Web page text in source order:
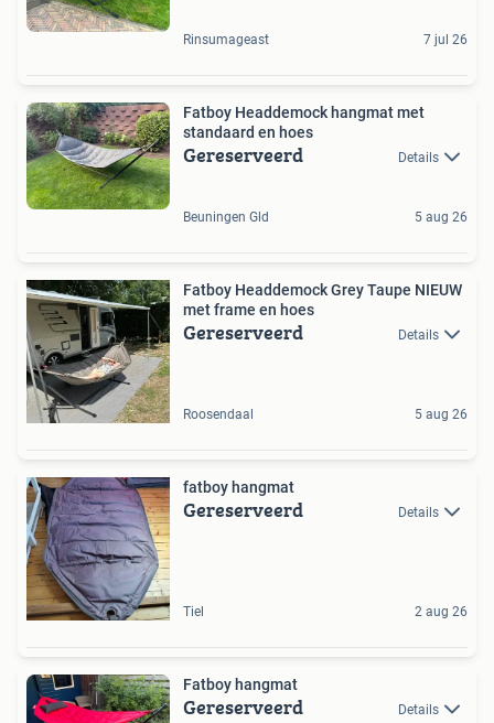
Rinsumageast 7 jul 26
Fatboy Headdemock hangmat met
standaard en hoes
Gereserveerd Details
Beuningen Gld 5 aug 26
Fatboy Headdemock Grey Taupe NIEUW
met frame en hoes
Gereserveerd Details
Roosendaal 5 aug 26
fatboy hangmat
Gereserveerd Details
Tiel 2 aug 26
Fatboy hangmat
Gereserveerd Details